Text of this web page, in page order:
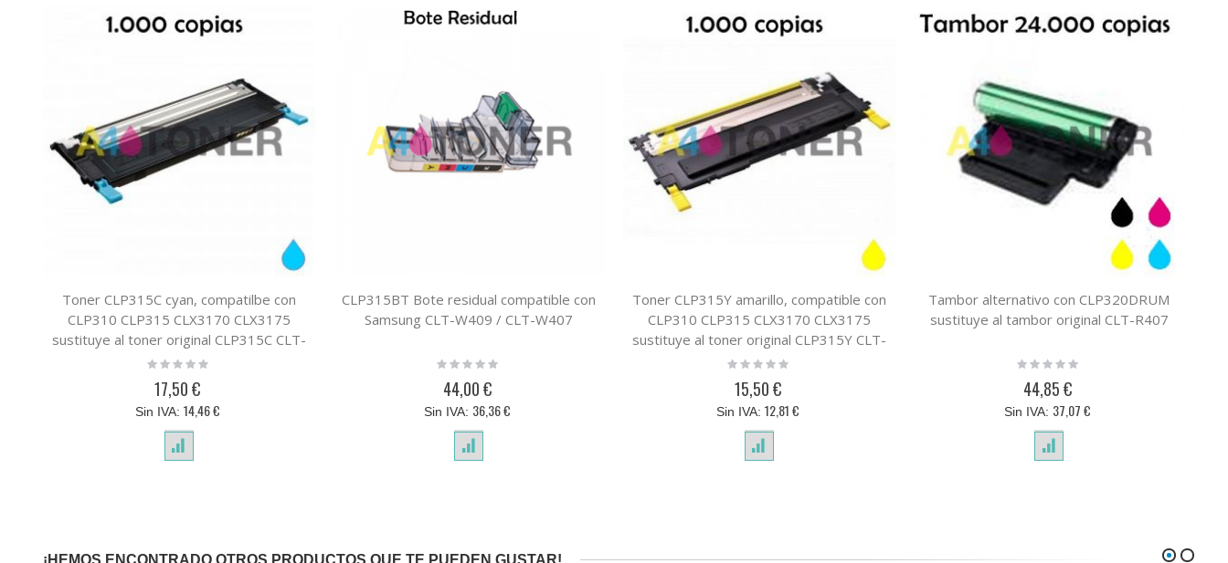
Toner CLP315C cyan, compatilbe con
CLP310 CLP315 CLX3170 CLX3175
sustituye al toner original CLP315C CLT-
C4092S/ELS
Rating:
17,50 €
14,46 €
CLP315BT Bote residual compatible con
Samsung CLT-W409 / CLT-W407
Rating:
44,00 €
36,36 €
Toner CLP315Y amarillo, compatible con
CLP310 CLP315 CLX3170 CLX3175
sustituye al toner original CLP315Y CLT-
Y4092S/ELS
Rating:
15,50 €
12,81 €
Tambor alternativo con CLP320DRUM
sustituye al tambor original CLT-R407
Rating:
44,85 €
37,07 €